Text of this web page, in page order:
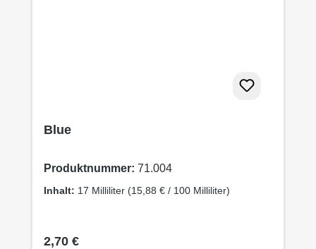
Blue
Produktnummer: 71.004
Inhalt: 17 Milliliter (15,88 € / 100 Milliliter)
Regulärer Preis:
2,70 €